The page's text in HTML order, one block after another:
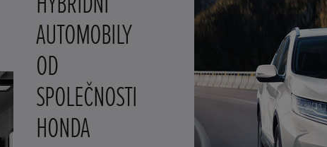
AUTOMOBILY
OD
SPOLEČNOSTI
HONDA